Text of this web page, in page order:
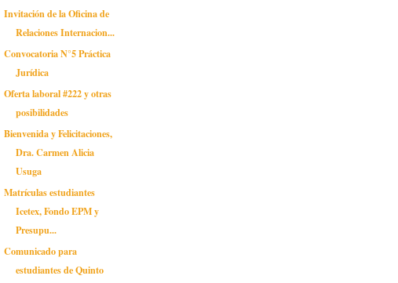
Invitación de la Oficina de
Relaciones Internacion...
Convocatoria N°5 Práctica
Jurídica
Oferta laboral #222 y otras
posibilidades
Bienvenida y Felicitaciones,
Dra. Carmen Alicia
Usuga
Matrículas estudiantes
Icetex, Fondo EPM y
Presupu...
Comunicado para
estudiantes de Quinto